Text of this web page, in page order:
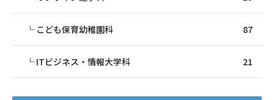
こども保育幼稚園科 87
ITビジネス・情報大学科 21